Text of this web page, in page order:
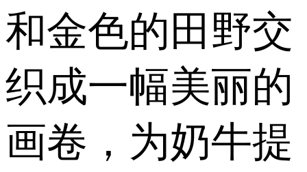
和金色的田野交
织成一幅美丽的
画卷，为奶牛提